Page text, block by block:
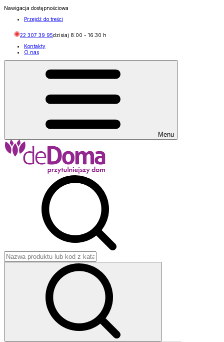
Nawigacja dostępnościowa
Przejdź do treści
22 307 39 95dzisiaj 8:00 - 16:30 h
Kontakty
O nas
Menu